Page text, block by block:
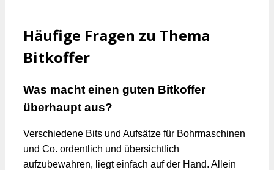
Häufige Fragen zu Thema
Bitkoffer
Was macht einen guten Bitkoffer
überhaupt aus?
Verschiedene Bits und Aufsätze für Bohrmaschinen
und Co. ordentlich und übersichtlich
aufzubewahren, liegt einfach auf der Hand. Allein